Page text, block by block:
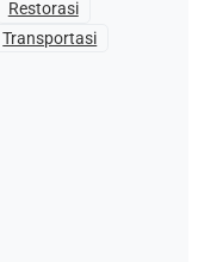
Restorasi
Transportasi